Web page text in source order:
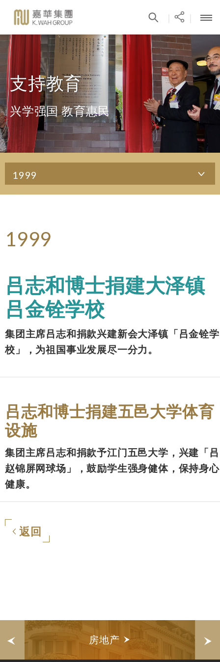
支持教育
兴学强国 教育惠民
1999
1999
吕志和博士捐建大泽镇
吕金铨学校
集团主席吕志和捐款兴建新会大泽镇「吕金铨学
校」，为祖国事业发展尽一分力。
吕志和博士捐建五邑大学体育
设施
集团主席吕志和捐款予江门五邑大学，兴建「吕
赵锦屏网球场」，鼓励学生强身健体，保持身心
健康。
返回
房地产